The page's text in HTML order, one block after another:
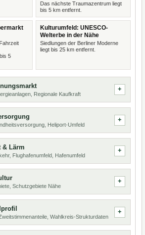
Das nächste Traumazentrum liegt
bis 5 km entfernt.
5
Kulturumfeld: UNESCO-
Welterbe in der Nähe
Siedlungen der Berliner Moderne
liegt bis 25 km entfernt.
Regionale Kaufkraft
Heliport-Umfeld
& Lärm
Flughafenumfeld, Hafenumfeld
Schutzgebiete Nähe
Wahlkreis-Strukturdaten